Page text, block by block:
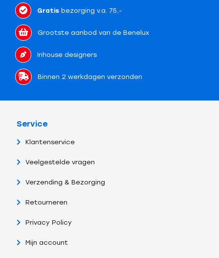
Gratisbezorging v.a. 75,-
Grootste aanbod van de Benelux
Inhouse designers
Binnen 2 werkdagen verzonden
Service
Klantenservice
Veelgestelde vragen
Verzending & Bezorging
Retourneren
Privacy Policy
Mijn account